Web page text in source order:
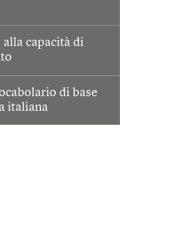
capacità di
di base
italiana